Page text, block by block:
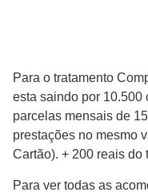
Para o tratamento
esta saindo por 10.500
parcelas mensais de
prestações no mesmo
Cartão). + 200 reais do
Para ver todas as